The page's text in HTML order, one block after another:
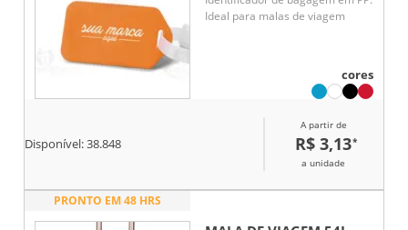
Ideal para malas de viagem
cores
Disponível:38.848
A partir de
R$ 3,13*
a unidade
PRONTO EM 48 HRS